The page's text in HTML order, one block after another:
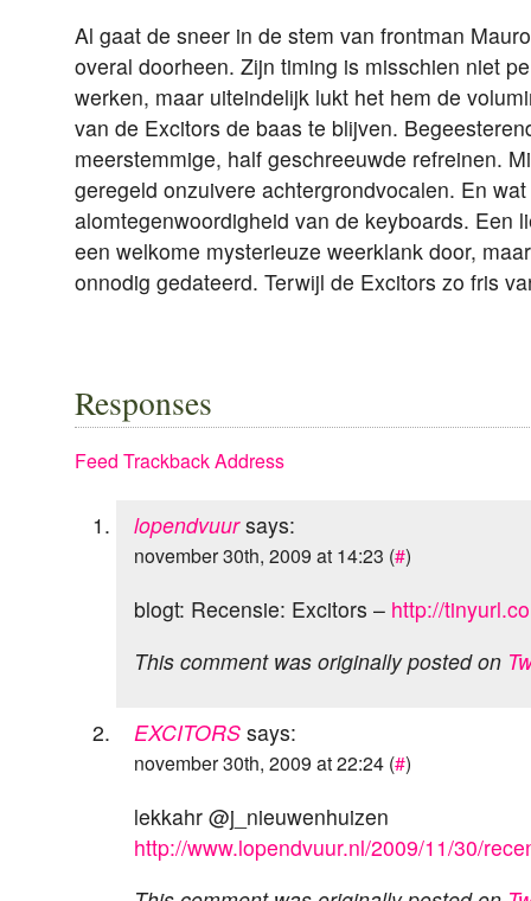
Al gaat de sneer in de stem van frontman
overal doorheen. Zijn timing is misschien niet
werken, maar uiteindelijk lukt het hem de
van de Excitors de baas te blijven.
meerstemmige, half geschreeuwde refreinen.
geregeld onzuivere achtergrondvocalen. En
alomtegenwoordigheid van de keyboards. Een
een welkome mysterieuze weerklank door,
onnodig gedateerd. Terwijl de Excitors zo fris
Responses
Feed Trackback Address
lopendvuursays:
november 30th, 2009 at 14:23 (#)
blogt: Recensie: Excitors – http://
This comment was originally posted on
EXCITORS says:
november 30th, 2009 at 22:24 (#)
lekkahr @j_nieuwenhuizen
http://www.lopendvuur.nl/2009/11/30/